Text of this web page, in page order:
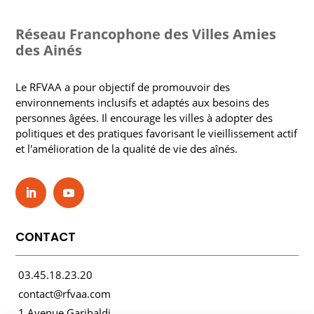
Réseau Francophone des Villes Amies
des Ainés
Le RFVAA a pour objectif de promouvoir des
environnements inclusifs et adaptés aux besoins des
personnes âgées. Il encourage les villes à adopter des
politiques et des pratiques favorisant le vieillissement actif
et l'amélioration de la qualité de vie des aînés.
CONTACT
03.45.18.23.20
contact@rfvaa.com